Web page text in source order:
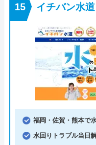
イチバン水道
福岡・佐賀・熊本で
水回りトラブル当日